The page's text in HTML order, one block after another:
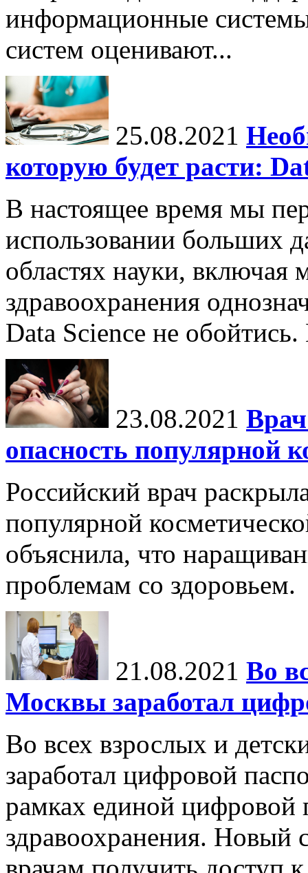
информационные
систем оценивают...
25.08.2021
которую будет расти:
В настоящее время мы
использовании больших
областях науки, включая
здравоохранения
Data Science не
23.08.2021
опасность популярной
Российский врач
популярной
объяснила, что
проблемам со здоровьем.
21.08.2021 Во
Москвы заработал
Во всех взрослых и
заработал цифровой
рамках единой цифровой
здравоохранения. Новый